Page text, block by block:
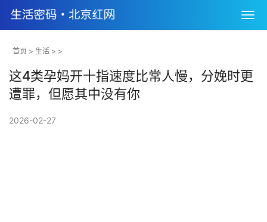
首页 > 生活 > >
这4类孕妈开十指速度比常人慢，分娩时更
遭罪，但愿其中没有你
2026-02-27